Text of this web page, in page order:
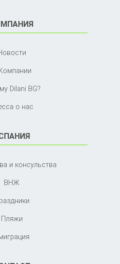
Dilani BG?
о нас
и консульства
ВНЖ
Пляжи